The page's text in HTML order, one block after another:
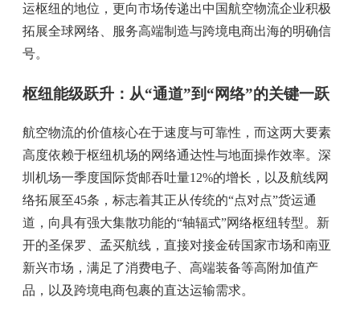
运枢纽的地位，更向市场传递出中国航空物流企业积极
拓展全球网络、服务高端制造与跨境电商出海的明确信
号。
枢纽能级跃升：从“通道”到“网络”的关键一跃
航空物流的价值核心在于速度与可靠性，而这两大要素
高度依赖于枢纽机场的网络通达性与地面操作效率。深
圳机场一季度国际货邮吞吐量12%的增长，以及航线网
络拓展至45条，标志着其正从传统的“点对点”货运通
道，向具有强大集散功能的“轴辐式”网络枢纽转型。新
开的圣保罗、孟买航线，直接对接金砖国家市场和南亚
新兴市场，满足了消费电子、高端装备等高附加值产
品，以及跨境电商包裹的直达运输需求。